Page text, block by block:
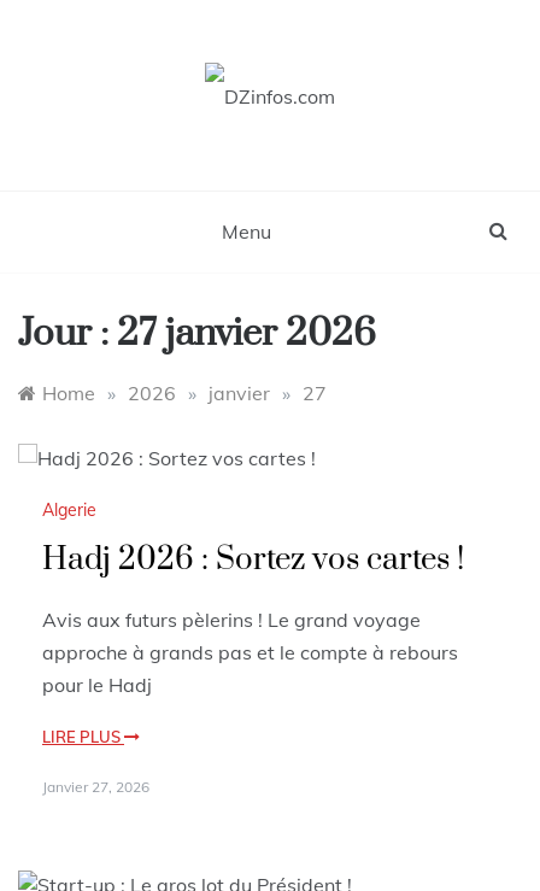
Menu
Jour : 27 janvier 2026
Home » 2026 » janvier » 27
Algerie
Hadj 2026 : Sortez vos cartes !
Avis aux futurs pèlerins ! Le grand voyage
approche à grands pas et le compte à rebours
pour le Hadj
LIRE PLUS
Janvier 27, 2026